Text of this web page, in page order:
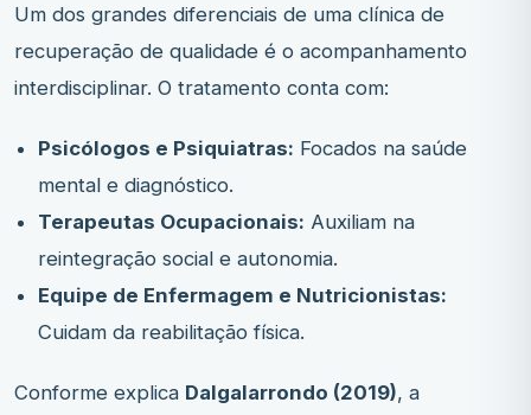
Um dos grandes diferenciais de uma clínica de
recuperação de qualidade é o acompanhamento
interdisciplinar. O tratamento conta com:
Psicólogos e Psiquiatras: Focados na saúde
mental e diagnóstico.
Terapeutas Ocupacionais: Auxiliam na
reintegração social e autonomia.
Equipe de Enfermagem e Nutricionistas:
Cuidam da reabilitação física.
Conforme explica Dalgalarrondo (2019), a